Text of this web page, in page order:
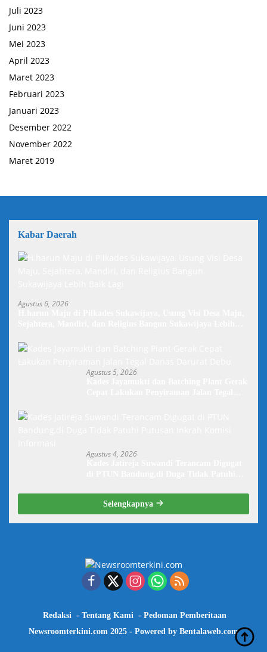
Juli 2023
Juni 2023
Mei 2023
April 2023
Maret 2023
Februari 2023
Januari 2023
Desember 2022
November 2022
Maret 2019
Kabar Daerah
Agustus 6, 2026
Agustus 5, 2026
Agustus 4, 2026
Selengkapnya
Redaksi Tentang Kami
Pedoman Pemberitaan
Newsroomterkini.com 2025 - Powered by Bentalaweb.com